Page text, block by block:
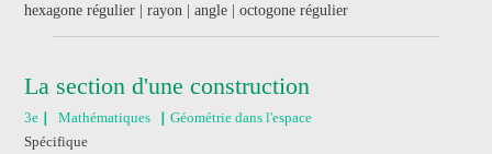
hexagone régulier | rayon | angle | octogone régulier
La section d'une construction
3e Mathématiques
Géométrie dans l'espace
Spécifique